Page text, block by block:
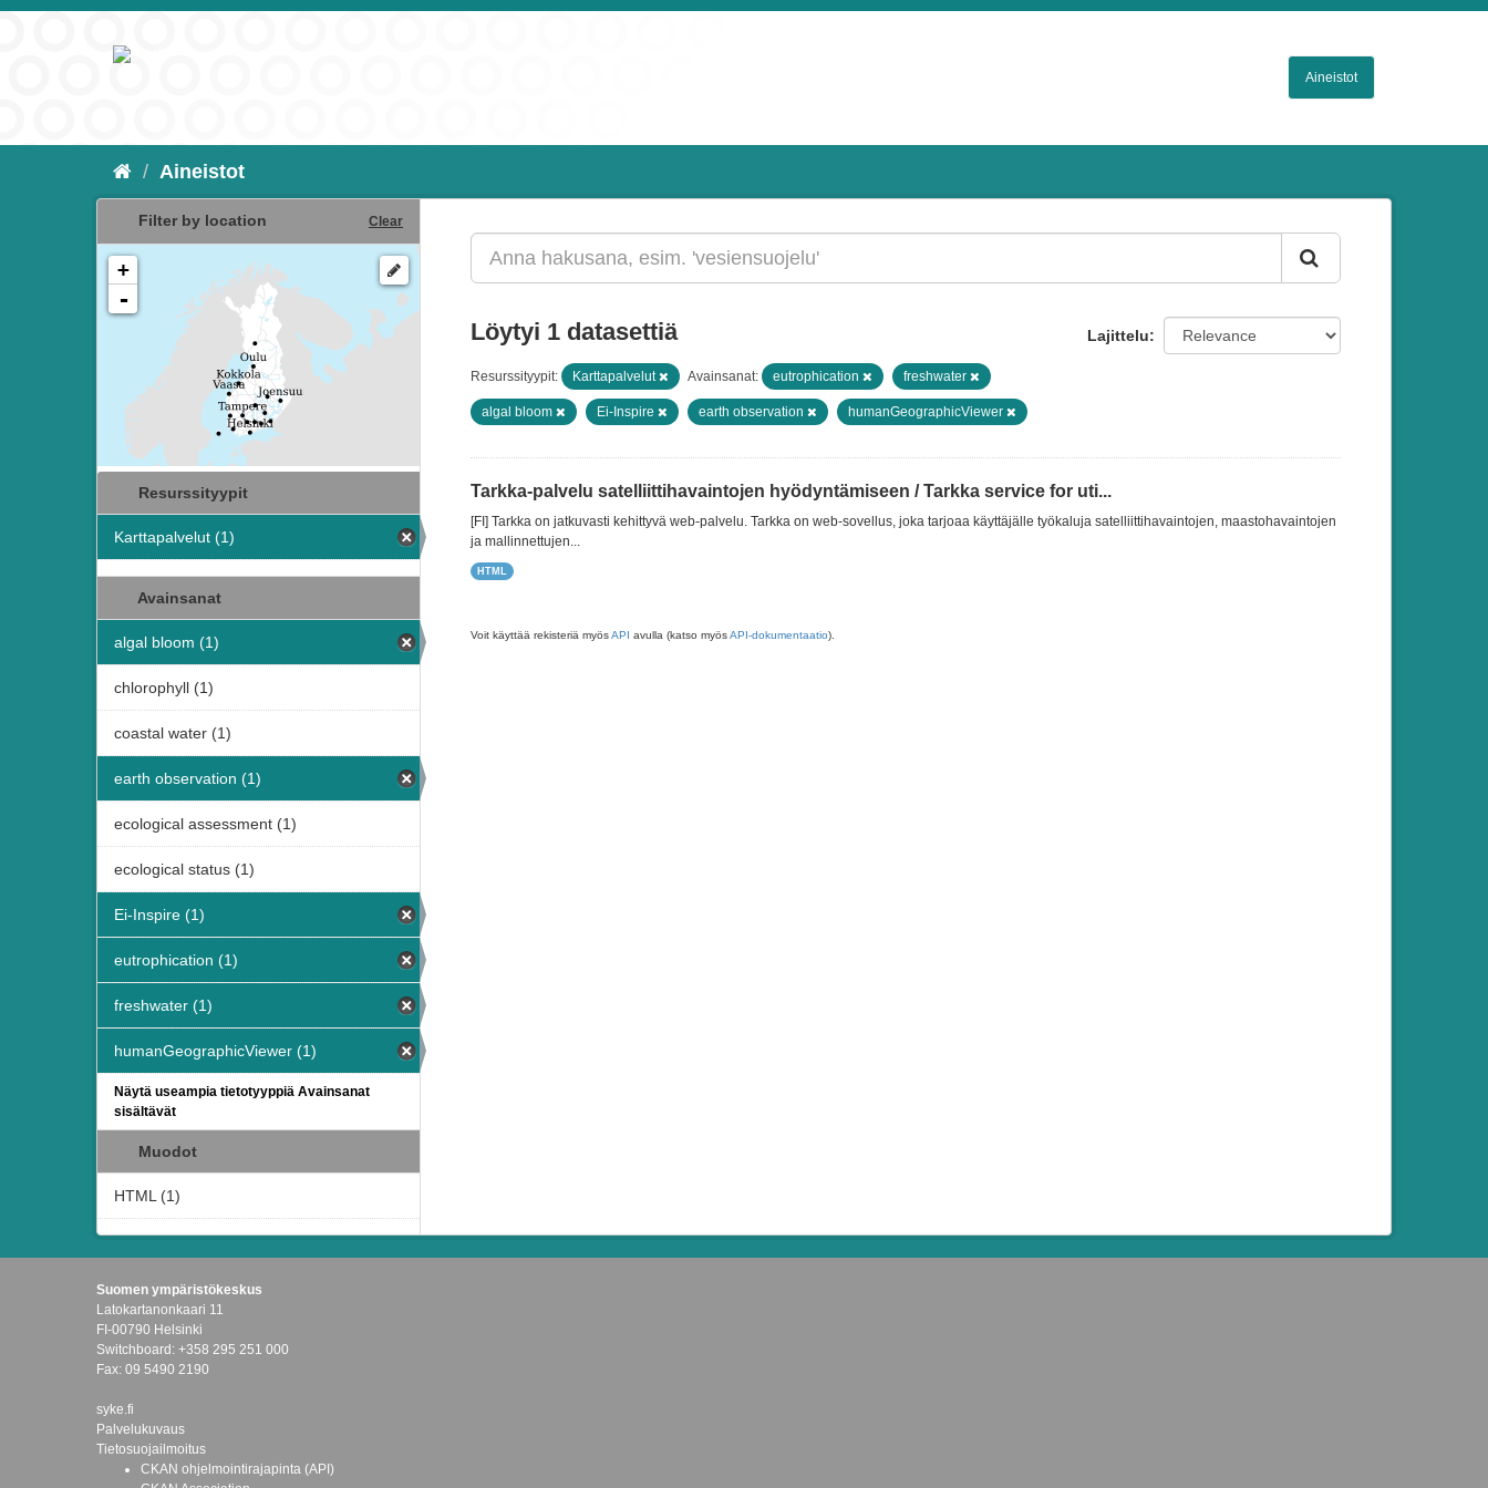
Aineistot
Aineistot
Filter by location Clear
+
-
Resurssityypit
Karttapalvelut (1)
Avainsanat
algal bloom (1)
chlorophyll (1)
coastal water (1)
earth observation (1)
ecological assessment (1)
ecological status (1)
Ei-Inspire (1)
eutrophication (1)
freshwater (1)
humanGeographicViewer (1)
Näytä useampia tietotyyppiä Avainsanat
sisältävät
Muodot
HTML (1)
Lajittelu
Löytyi 1 datasettiä
Resurssityypit: Karttapalvelut Avainsanat: eutrophication freshwater
algal bloom Ei-Inspire earth observation humanGeographicViewer
Tarkka-palvelu satelliittihavaintojen hyödyntämiseen / Tarkka service for uti...
[FI] Tarkka on jatkuvasti kehittyvä web-palvelu. Tarkka on web-sovellus, joka tarjoaa käyttäjälle työkaluja satelliittihavaintojen, maastohavaintojen
ja mallinnettujen...
HTML
Voit käyttää rekisteriä myösAPI avulla (katso myösAPI-dokumentaatio).
Suomen ympäristökeskus
Latokartanonkaari 11
FI-00790 Helsinki
Switchboard: +358 295 251 000
Fax: 09 5490 2190
syke.fi
Palvelukuvaus
Tietosuojailmoitus
CKAN ohjelmointirajapinta (API)